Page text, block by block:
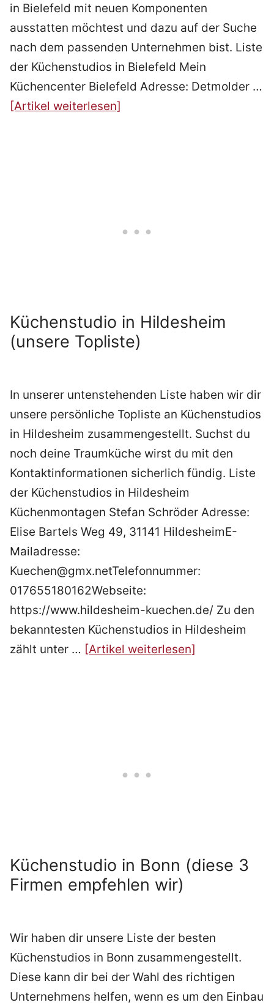
in Bielefeld mit neuen Komponenten
ausstatten möchtest und dazu auf der Suche
nach dem passenden Unternehmen bist. Liste
der Küchenstudios in Bielefeld Mein
Küchencenter Bielefeld Adresse: Detmolder …
[Artikel weiterlesen]
Küchenstudio in Hildesheim
(unsere Topliste)
In unserer untenstehenden Liste haben wir dir
unsere persönliche Topliste an Küchenstudios
in Hildesheim zusammengestellt. Suchst du
noch deine Traumküche wirst du mit den
Kontaktinformationen sicherlich fündig. Liste
der Küchenstudios in Hildesheim
Küchenmontagen Stefan Schröder Adresse:
Elise Bartels Weg 49, 31141 HildesheimE-
Mailadresse:
Kuechen@gmx.netTelefonnummer:
017655180162Webseite:
https://www.hildesheim-kuechen.de/ Zu den
bekanntesten Küchenstudios in Hildesheim
zählt unter … [Artikel weiterlesen]
Küchenstudio in Bonn (diese 3
Firmen empfehlen wir)
Wir haben dir unsere Liste der besten
Küchenstudios in Bonn zusammengestellt.
Diese kann dir bei der Wahl des richtigen
Unternehmens helfen, wenn es um den Einbau